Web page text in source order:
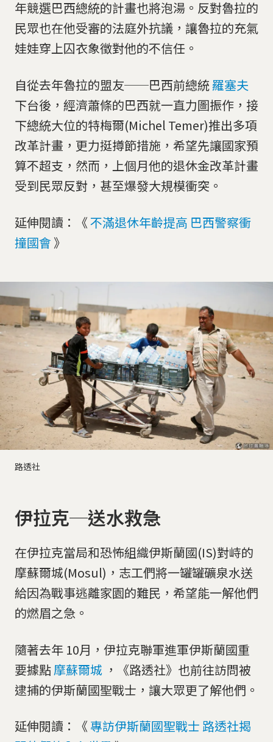
年競選巴西總統的計畫也將泡湯。反對魯拉的
民眾也在他受審的法庭外抗議，讓魯拉的充氣
娃娃穿上囚衣象徵對他的不信任。
自從去年魯拉的盟友──巴西前總統羅塞夫
下台後，經濟蕭條的巴西就一直力圖振作，接
下總統大位的特梅爾(Michel Temer)推出多項
改革計畫，更力挺撙節措施，希望先讓國家預
算不超支，然而，上個月他的退休金改革計畫
受到民眾反對，甚至爆發大規模衝突。
延伸閱讀：《不滿退休年齡提高 巴西警察衝
撞國會 》
路透社
伊拉克─送水救急
在伊拉克當局和恐怖組織伊斯蘭國(IS)對峙的
摩蘇爾城(Mosul)，志工們將一罐罐礦泉水送
給因為戰事逃離家園的難民，希望能一解他們
的燃眉之急。
隨著去年 10月，伊拉克聯軍進軍伊斯蘭國重
要據點摩蘇爾城 ，《路透社》也前往訪問被
逮捕的伊斯蘭國聖戰士，讓大眾更了解他們。
延伸閱讀：《專訪伊斯蘭國聖戰士 路透社揭